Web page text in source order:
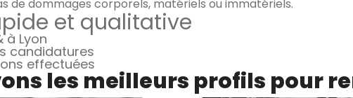
de dommages corporels, matériels ou immatériels.
et qualitative
à Lyon
candidatures
effectuées
les meilleurs profils pour